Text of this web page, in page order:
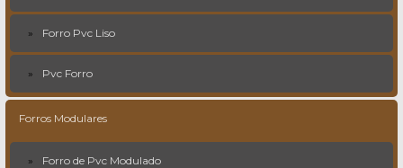
Forro Pvc Liso
Pvc Forro
Forros Modulares
Forro de Pvc Modulado